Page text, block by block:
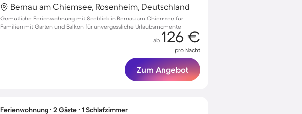
Bernau am Chiemsee, Rosenheim, Deutschland
Gemütliche Ferienwohnung mit Seeblick in Bernau am Chiemsee für
Familien mit Garten und Balkon für unvergessliche Urlaubsmomente
ab 126 €
pro Nacht
Zum Angebot
Ferienwohnung ∙ 2 Gäste ∙ 1 Schlafzimmer